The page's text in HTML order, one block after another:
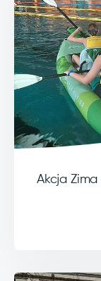
Akcja Zima